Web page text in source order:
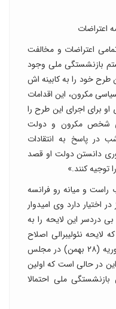
اعتراضات
اعتراضات و مخالفت
بازنشستگی ملی وجود
طرح خود را به کابینه اش
مکرون، این اقدامات
برای اجرای این طرح را
شخص مکرون و دولت
در پاسخ به انتقادات
دانستن دولت او قصد
توجیه کنند.»
و میانه رو فرانسه
اختیار دارد وی امیدوار
دردسر این لایحه را به
نئولیبرالی اصلاح
قانون بازنشستگی فرانسه از روز ۱۷ فوریه (۲۸ بهمن) در مجلس
در حالی است که اولین
بازنشستگی ملی احتمالا